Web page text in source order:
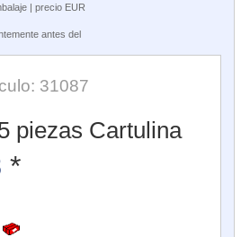
| precio EUR
antes del
31087
1,48 kg, 225 piezas Cartulina
*